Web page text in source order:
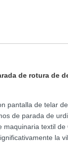
de rotura de
pantalla de telar
de parada de
textil de
la